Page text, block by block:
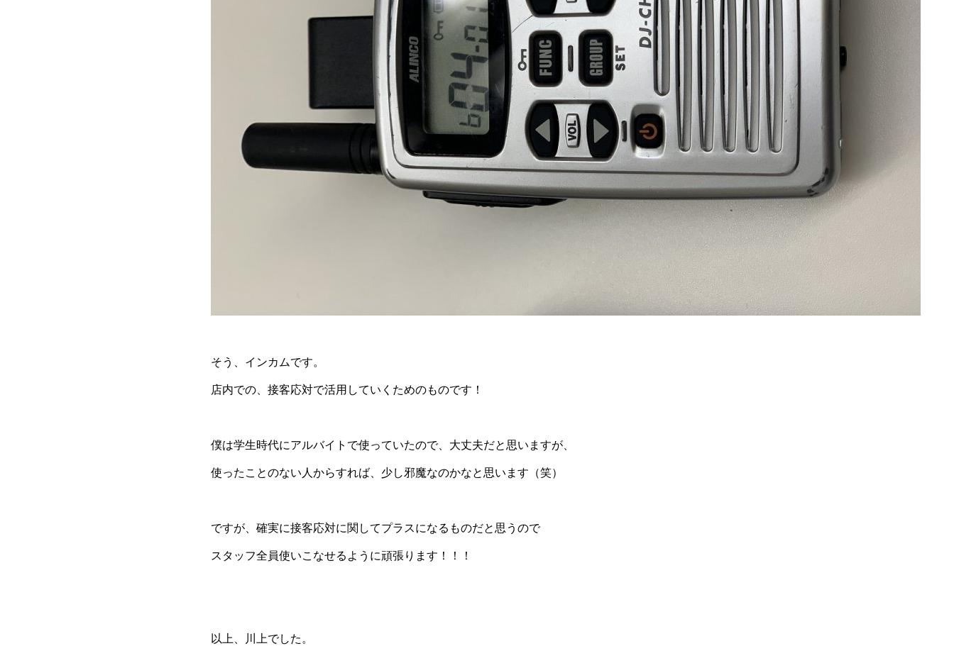
そう、インカムです。
店内での、接客応対で活用していくためのものです！
僕は学生時代にアルバイトで使っていたので、大丈夫だと思いますが、
使ったことのない人からすれば、少し邪魔なのかなと思います（笑）
ですが、確実に接客応対に関してプラスになるものだと思うので
スタッフ全員使いこなせるように頑張ります！！！
以上、川上でした。